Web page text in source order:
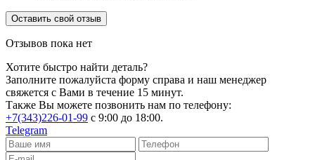
Оставить свой отзыв
Отзывов пока нет
Хотите быстро найти деталь?
Заполните пожалуйста форму справа и наш менеджер
свяжется с Вами в течение 15 минут.
Также Вы можете позвонить нам по телефону:
+7(343)226-01-99 с 9:00 до 18:00.
Telegram